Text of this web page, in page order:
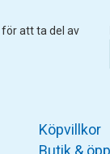
att ta del av
Köpvillkor
Butik &